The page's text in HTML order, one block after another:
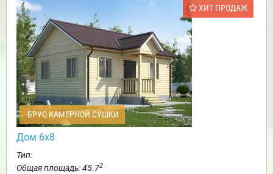
ХИТ ПРОДАЖ
БРУС КАМЕРНОЙ СУШКИ
Дом 6х8
Тип:
Общая площадь: 45.72